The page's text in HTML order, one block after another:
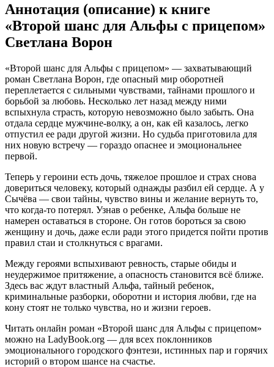
Аннотация (описание) к книге
«Второй шанс для Альфы с прицепом»
Светлана Ворон
«Второй шанс для Альфы с прицепом» — захватывающий
роман Светлана Ворон, где опасный мир оборотней
переплетается с сильными чувствами, тайнами прошлого и
борьбой за любовь. Несколько лет назад между ними
вспыхнула страсть, которую невозможно было забыть. Она
отдала сердце мужчине-волку, а он, как ей казалось, легко
отпустил ее ради другой жизни. Но судьба приготовила для
них новую встречу — гораздо опаснее и эмоциональнее
первой.
Теперь у героини есть дочь, тяжелое прошлое и страх снова
довериться человеку, который однажды разбил ей сердце. А у
Сычёва — свои тайны, чувство вины и желание вернуть то,
что когда-то потерял. Узнав о ребенке, Альфа больше не
намерен оставаться в стороне. Он готов бороться за свою
женщину и дочь, даже если ради этого придется пойти против
правил стаи и столкнуться с врагами.
Между героями вспыхивают ревность, старые обиды и
неудержимое притяжение, а опасность становится всё ближе.
Здесь вас ждут властный Альфа, тайный ребенок,
криминальные разборки, оборотни и история любви, где на
кону стоят не только чувства, но и жизни героев.
Читать онлайн роман «Второй шанс для Альфы с прицепом»
можно на LadyBook.org — для всех поклонников
эмоционального городского фэнтези, истинных пар и горячих
историй о втором шансе на счастье.